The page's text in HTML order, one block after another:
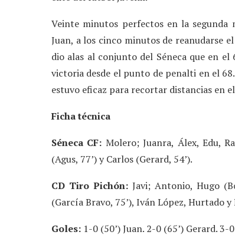
Veinte minutos perfectos en la
Juan, a los cinco minutos de reanudarse
dio alas al conjunto del Séneca que en
victoria desde el punto de penalti en el
estuvo eficaz para recortar distancias en
Ficha técnica
Séneca CF: Molero; Juanra, Álex, Edu,
(Agus, 77’) y Carlos (Gerard, 54’).
CD Tiro Pichón: Javi; Antonio, Hugo
(García Bravo, 75’), Iván López, Hurtado
Goles: 1-0 (50’) Juan. 2-0 (65’) Gerard. 3-